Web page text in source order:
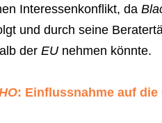
Interessenkonflikt, da
und durch seine
der EUnehmen könnte.
: Einflussnahme auf